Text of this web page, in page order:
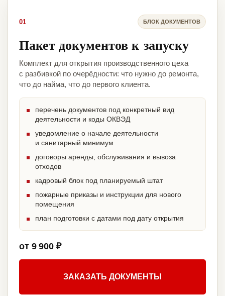
01 БЛОК ДОКУМЕНТОВ
Пакет документов к запуску
Комплект для открытия производственного цеха
с разбивкой по очерёдности: что нужно до ремонта,
что до найма, что до первого клиента.
перечень документов под конкретный вид
деятельности и коды ОКВЭД
уведомление о начале деятельности
и санитарный минимум
договоры аренды, обслуживания и вывоза
отходов
кадровый блок под планируемый штат
пожарные приказы и инструкции для нового
помещения
план подготовки с датами под дату открытия
от 9 900 ₽
ЗАКАЗАТЬ ДОКУМЕНТЫ